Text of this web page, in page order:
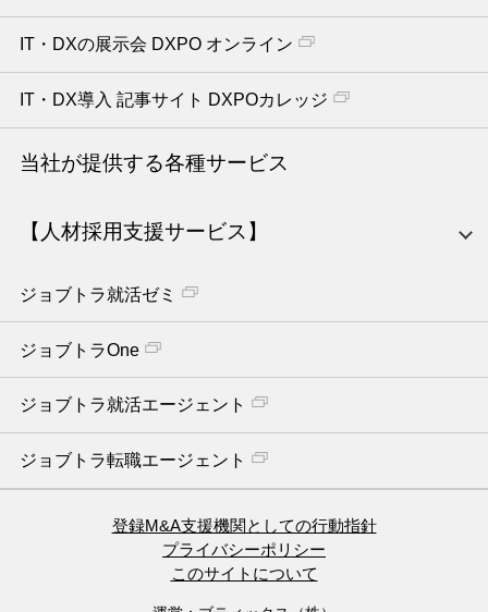
IT・DXの展示会 DXPO オンライン
IT・DX導入 記事サイト DXPOカレッジ
当社が提供する各種サービス
【人材採用支援サービス】
ジョブトラ就活ゼミ
ジョブトラOne
ジョブトラ就活エージェント
ジョブトラ転職エージェント
登録M&A支援機関としての行動指針
プライバシーポリシー
このサイトについて